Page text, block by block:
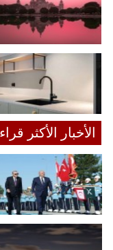
الأخبار الأكثر